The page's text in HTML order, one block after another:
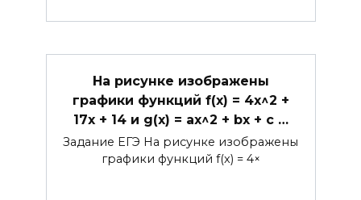
На рисунке изображены
графики функций f(x) = 4x^2 +
17x + 14 и g(x) = ax^2 + bx + c …
Задание ЕГЭ На рисунке изображены
графики функций f(x) = 4×